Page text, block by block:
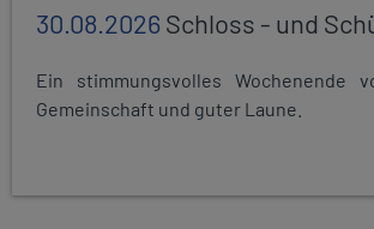
30.08.2026Schloss - und
Ein stimmungsvolles Wochenende
Gemeinschaft und guter Laune.